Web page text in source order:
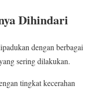
Dihindari
dengan berbagai
sering dilakukan.
tingkat kecerahan